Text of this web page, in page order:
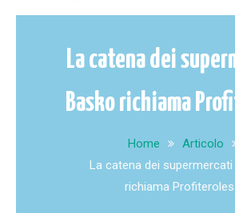
La catena dei
Basko richiama
Home
Articolo
La catena dei supermercati
richiama Profiteroles